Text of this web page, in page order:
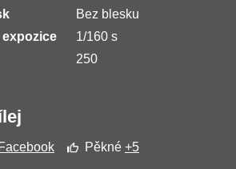
Bez blesku
expozice
1/160 s
250
Facebook Pěkné +5